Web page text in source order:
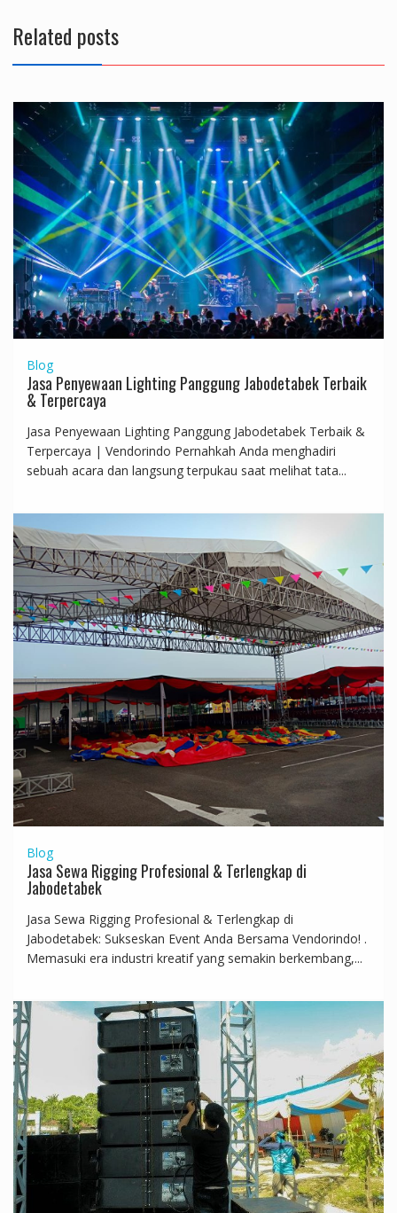
Related posts
Blog
Jasa Penyewaan Lighting Panggung Jabodetabek Terbaik
& Terpercaya
Jasa Penyewaan Lighting Panggung Jabodetabek Terbaik &
Terpercaya | Vendorindo Pernahkah Anda menghadiri
sebuah acara dan langsung terpukau saat melihat tata...
Blog
Jasa Sewa Rigging Profesional & Terlengkap di
Jabodetabek
Jasa Sewa Rigging Profesional & Terlengkap di
Jabodetabek: Sukseskan Event Anda Bersama Vendorindo! .
Memasuki era industri kreatif yang semakin berkembang,...